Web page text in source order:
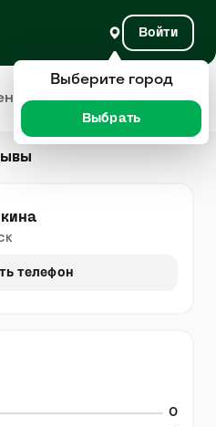
Войти
Отзывы
телефон
0
Выберите город
Выбрать